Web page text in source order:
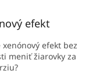
efekt
xenónový efekt bez
meniť žiarovky za